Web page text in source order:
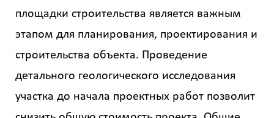
площадки строительства является важным
этапом для планирования, проектирования и
строительства объекта. Проведение
детального геологического исследования
участка до начала проектных работ позволит